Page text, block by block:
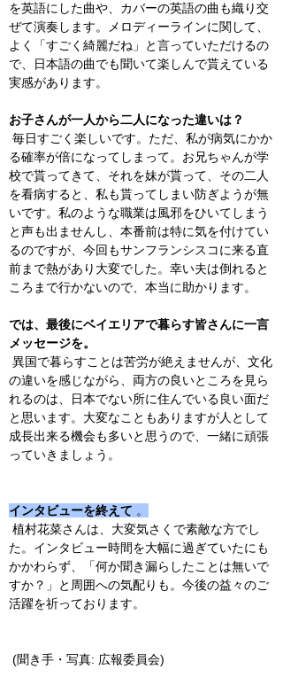
を英語にした曲や、カバーの英語の曲も織り交
ぜて演奏します。メロディーラインに関して、
よく「すごく綺麗だね」と言っていただけるの
で、日本語の曲でも聞いて楽しんで貰えている
実感があります。
お子さんが一人から二人になった違いは？
毎日すごく楽しいです。ただ、私が病気にかか
る確率が倍になってしまって。お兄ちゃんが学
校で貰ってきて、それを妹が貰って、その二人
を看病すると、私も貰ってしまい防ぎようが無
いです。私のような職業は風邪をひいてしまう
と声も出ませんし、本番前は特に気を付けてい
るのですが、今回もサンフランシスコに来る直
前まで熱があり大変でした。幸い夫は倒れると
ころまで行かないので、本当に助かります。
では、最後にベイエリアで暮らす皆さんに一言
メッセージを。
異国で暮らすことは苦労が絶えませんが、文化
の違いを感じながら、両方の良いところを見ら
れるのは、日本でない所に住んでいる良い面だ
と思います。大変なこともありますが人として
成長出来る機会も多いと思うので、一緒に頑張
っていきましょう。
インタビューを終えて 。
植村花菜さんは、大変気さくで素敵な方でし
た。インタビュー時間を大幅に過ぎていたにも
かかわらず、「何か聞き漏らしたことは無いで
すか？」と周囲への気配りも。今後の益々のご
活躍を祈っております。
(聞き手・写真: 広報委員会)